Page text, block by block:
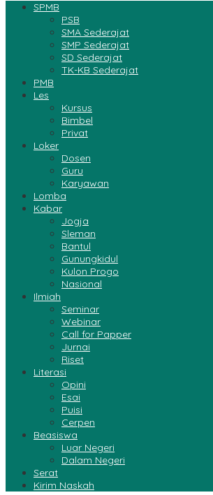
SPMB
PSB
SMA Sederajat
SMP Sederajat
SD Sederajat
TK-KB Sederajat
PMB
Les
Kursus
Bimbel
Privat
Loker
Dosen
Guru
Karyawan
Lomba
Kabar
Jogja
Sleman
Bantul
Gunungkidul
Kulon Progo
Nasional
Ilmiah
Seminar
Webinar
Call for Papper
Jurnai
Riset
Literasi
Opini
Esai
Puisi
Cerpen
Beasiswa
Luar Negeri
Dalam Negeri
Serat
Kirim Naskah